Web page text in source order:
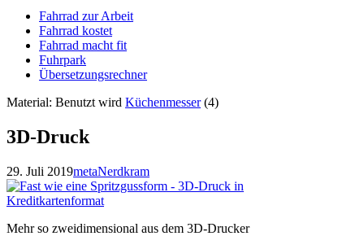
Fahrrad zur Arbeit
Fahrrad kostet
Fahrrad macht fit
Fuhrpark
Übersetzungsrechner
Material: Benutzt wird Küchenmesser(4)
3D-Druck
29. Juli 2019metaNerdkram
Mehr so zweidimensional aus dem 3D-Drucker